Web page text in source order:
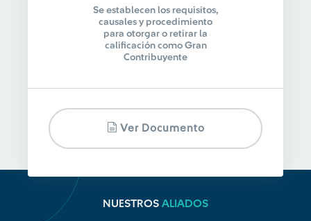
Se establecen los requisitos,
causales y procedimiento
para otorgar o retirar la
calificación como Gran
Contribuyente
Ver Documento
NUESTROS ALIADOS